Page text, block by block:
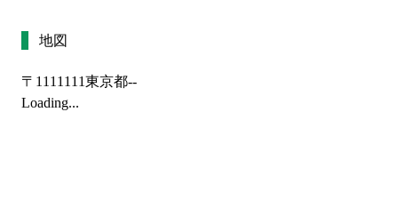
地図
〒1111111東京都--
Loading...